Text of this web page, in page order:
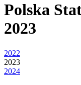
Polska
2023
2022
2023
2024